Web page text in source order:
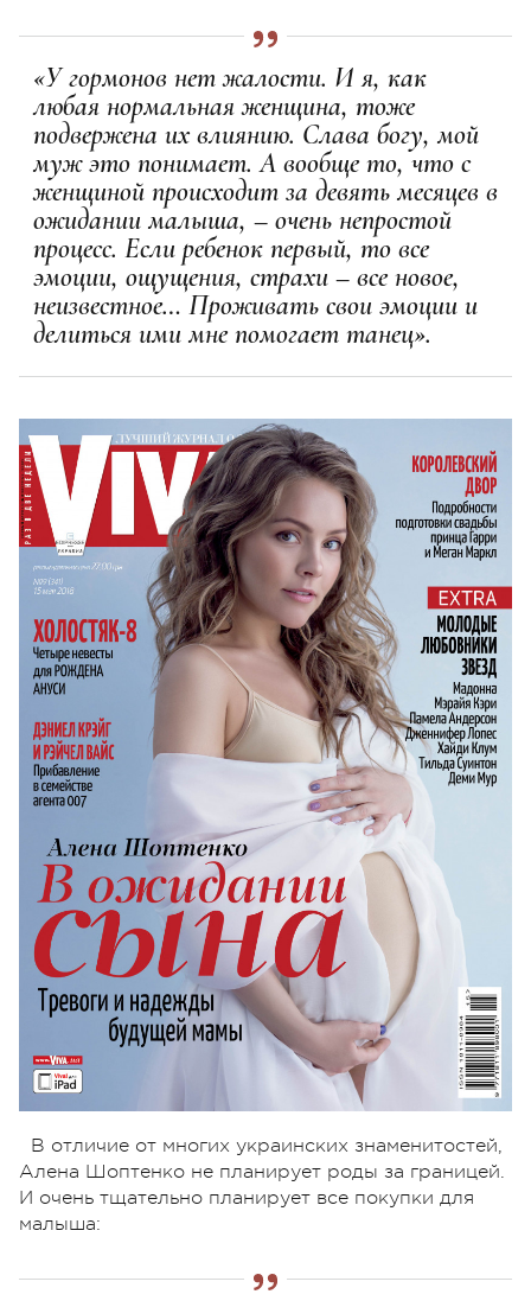
«У гормонов нет жалости. И я, как
любая нормальная женщина, тоже
подвержена их влиянию. Слава богу, мой
муж это понимает. А вообще то, что с
женщиной происходит за девять месяцев в
ожидании малыша, – очень непростой
процесс. Если ребенок первый, то все
эмоции, ощущения, страхи – все новое,
неизвестное… Проживать свои эмоции и
делиться ими мне помогает танец».
В отличие от многих украинских знаменитостей,
Алена Шоптенко не планирует роды за границей.
И очень тщательно планирует все покупки для
малыша: